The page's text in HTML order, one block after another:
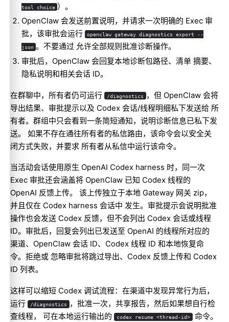
tool choice ）。
OpenClaw 会发送前置说明，并请求一次明确的 Exec 审
批，该审批会运行
openclaw gateway diagnostics export --
json 。不要通过 允许全部规则批准诊断操作。
审批后，OpenClaw 会回复本地诊断包路径、清单 摘要、
隐私说明和相关会话 ID。
在群聊中，所有者仍可运行 /diagnostics ，但 OpenClaw 会将
导出结果、审批提示以及 Codex 会话/线程明细私下发送给 所
有者。群组中只会看到一条简短通知，说明诊断信息已私下发
送。 如果不存在通往所有者的私信路由，该命令会以安全关
闭方式失败，并要求 所有者从私信中运行该命令。
当活动会话使用原生 OpenAI Codex harness 时，同一次
Exec 审批还会涵盖将 OpenClaw 已知 Codex 线程的
OpenAI 反馈上传。 该上传独立于本地 Gateway 网关 zip，
并且仅在 Codex harness 会话中 发生。审批提示会说明批准
操作也会发送 Codex 反馈，但不会列出 Codex 会话或线程
ID。审批后，回复会列出已发送至 OpenAI 的线程所对应的
渠道、OpenClaw 会话 ID、Codex 线程 ID 和本地恢复命
令。拒绝或 忽略审批将跳过导出、Codex 反馈上传和 Codex
ID 列表。
这样可以缩短 Codex 调试流程：在渠道中发现异常行为后，
运行
/diagnostics ，批准一次，共享报告，然后如果想自行检
查线程， 可在本地运行输出的
codex resume <thread-id> 命令。